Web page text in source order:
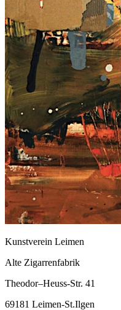
Kunstverein Leimen
Alte Zigarrenfabrik
Theodor–Heuss-Str. 41
69181 Leimen-St.Ilgen